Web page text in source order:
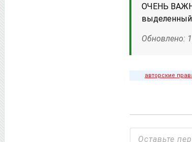
ОЧЕНЬ
Обновлено:
авторские